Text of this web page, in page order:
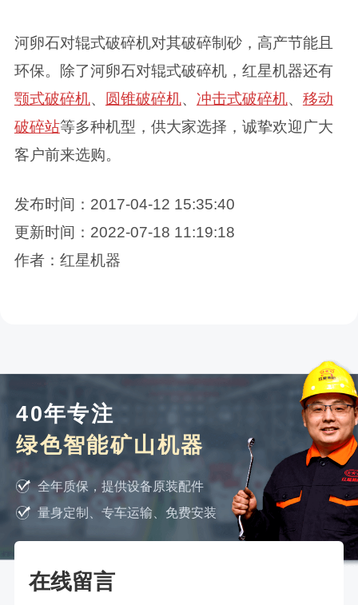
河卵石对辊式破碎机对其破碎制砂，高产节能且
环保。除了河卵石对辊式破碎机，红星机器还有
颚式破碎机、 圆锥破碎机、 冲击式破碎机、 移动
破碎站等多种机型，供大家选择，诚挚欢迎广大
客户前来选购。
发布时间：2017-04-12 15:35:40
更新时间：2022-07-18 11:19:18
作者：红星机器
40年专注
绿色智能矿山机器
全年质保，提供设备原装配件
量身定制、专车运输、免费安装
在线留言